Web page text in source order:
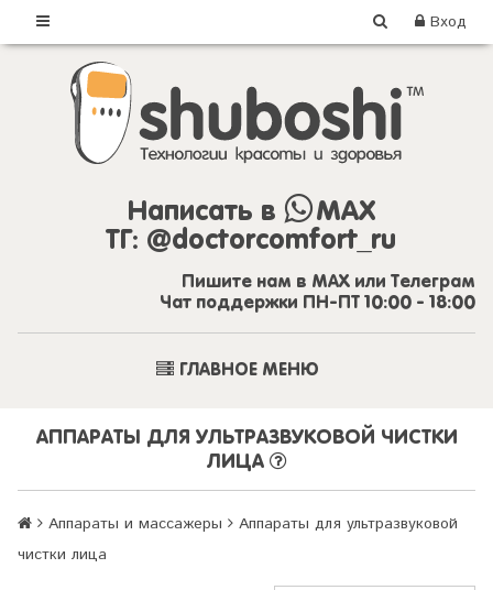
Вход
Написать в
MAX
ТГ: @doctorcomfort_ru
Пишите нам в MAX или Телеграм
Чат поддержки ПН-ПТ 10:00 - 18:00
ГЛАВНОЕ МЕНЮ
АППАРАТЫ ДЛЯ УЛЬТРАЗВУКОВОЙ ЧИСТКИ
ЛИЦА
Аппараты и массажеры
Аппараты для ультразвуковой
чистки лица